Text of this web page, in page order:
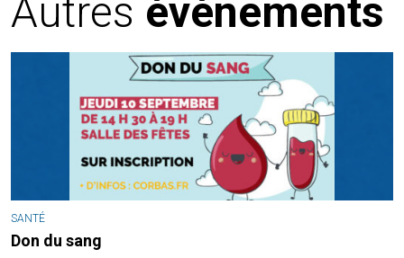
Autres événements
SANTÉ
Don du sang